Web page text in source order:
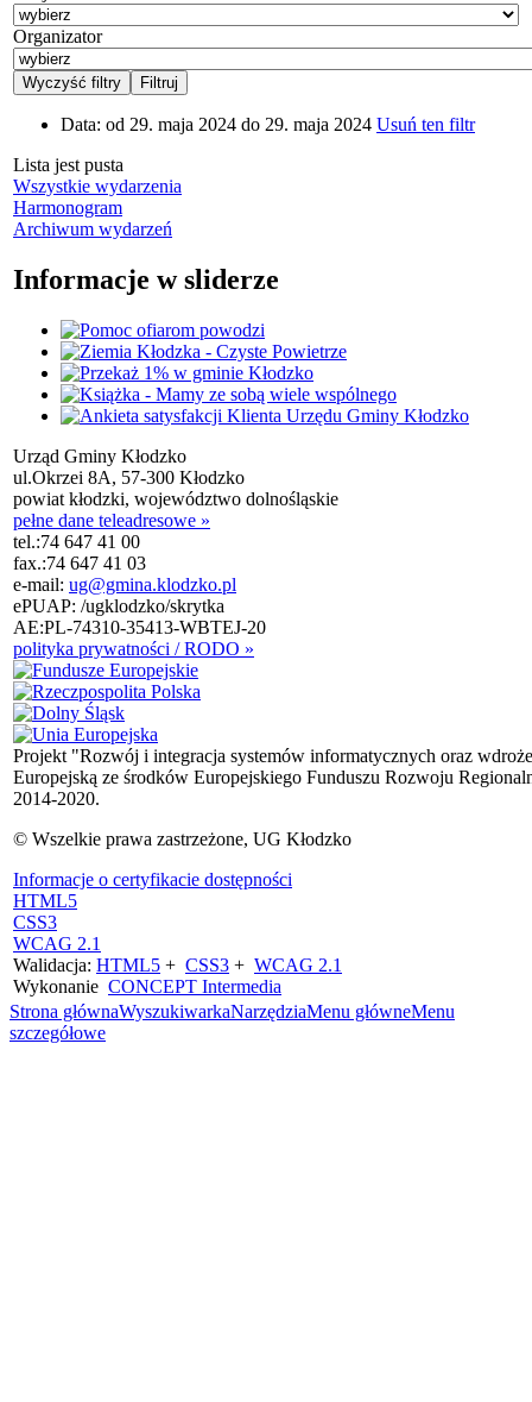
Organizator
Data: od 29. maja 2024 do 29. maja 2024 Usuń ten filtr
Lista jest pusta
Wszystkie wydarzenia
Harmonogram
Archiwum wydarzeń
Informacje w sliderze
Urząd Gminy Kłodzko
ul.Okrzei 8A, 57-300 Kłodzko
powiat kłodzki, województwo dolnośląskie
pełne dane teleadresowe »
tel.:74 647 41 00
fax.:74 647 41 03
e-mail: ug@gmina.klodzko.pl
ePUAP: /ugklodzko/skrytka
AE:PL-74310-35413-WBTEJ-20
polityka prywatności / RODO »
Projekt "Rozwój i integracja systemów informatycznych oraz
Europejską ze środków Europejskiego Funduszu Rozwoju
2014-2020.
© Wszelkie prawa zastrzeżone, UG Kłodzko
Informacje o certyfikacie dostępności
HTML5
CSS3
WCAG 2.1
Walidacja: HTML5 + CSS3 + WCAG 2.1
Wykonanie CONCEPT Intermedia
Strona głównaWyszukiwarkaNarzędziaMenu główneMenu
szczegółowe